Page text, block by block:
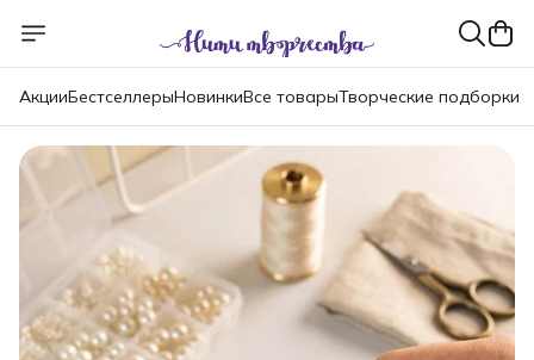
АкцииБестселлерыНовинкиВсе товарыТворческие подборки